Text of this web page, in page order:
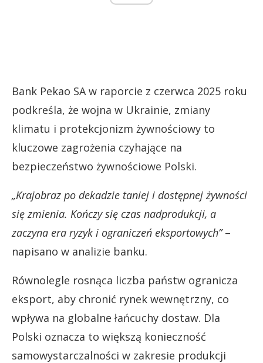
Bank Pekao SA w raporcie z czerwca 2025 roku
podkreśla, że wojna w Ukrainie, zmiany
klimatu i protekcjonizm żywnościowy to
kluczowe zagrożenia czyhające na
bezpieczeństwo żywnościowe Polski.
„Krajobraz po dekadzie taniej i dostępnej żywności
się zmienia. Kończy się czas nadprodukcji, a
zaczyna era ryzyk i ograniczeń eksportowych”–
napisano w analizie banku.
Równolegle rosnąca liczba państw ogranicza
eksport, aby chronić rynek wewnętrzny, co
wpływa na globalne łańcuchy dostaw. Dla
Polski oznacza to większą konieczność
samowystarczalności w zakresie produkcji